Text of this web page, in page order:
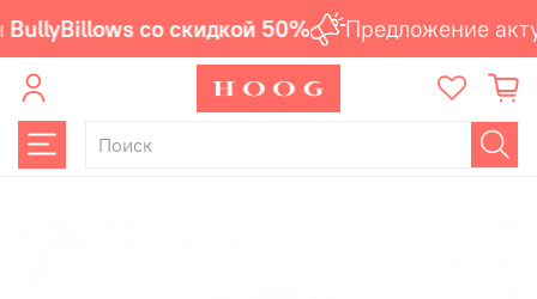
со скидкой 50% Предложение